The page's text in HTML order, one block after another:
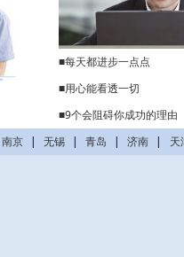
■每天都进步一点点
■用心能看透一切
■9个会阻碍你成功的理由
南京 | 无锡 | 青岛 | 济南 | 天